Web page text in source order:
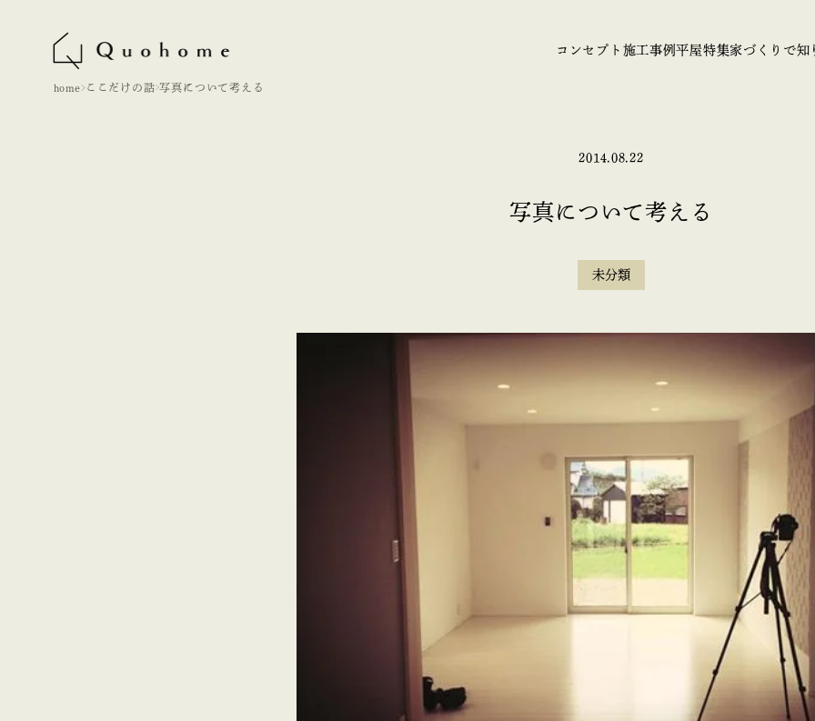
コンセプト 施工事例平屋特集家づくりで知
home ここだけの話 写真について考える
2014.08.22
写真について考える
未分類